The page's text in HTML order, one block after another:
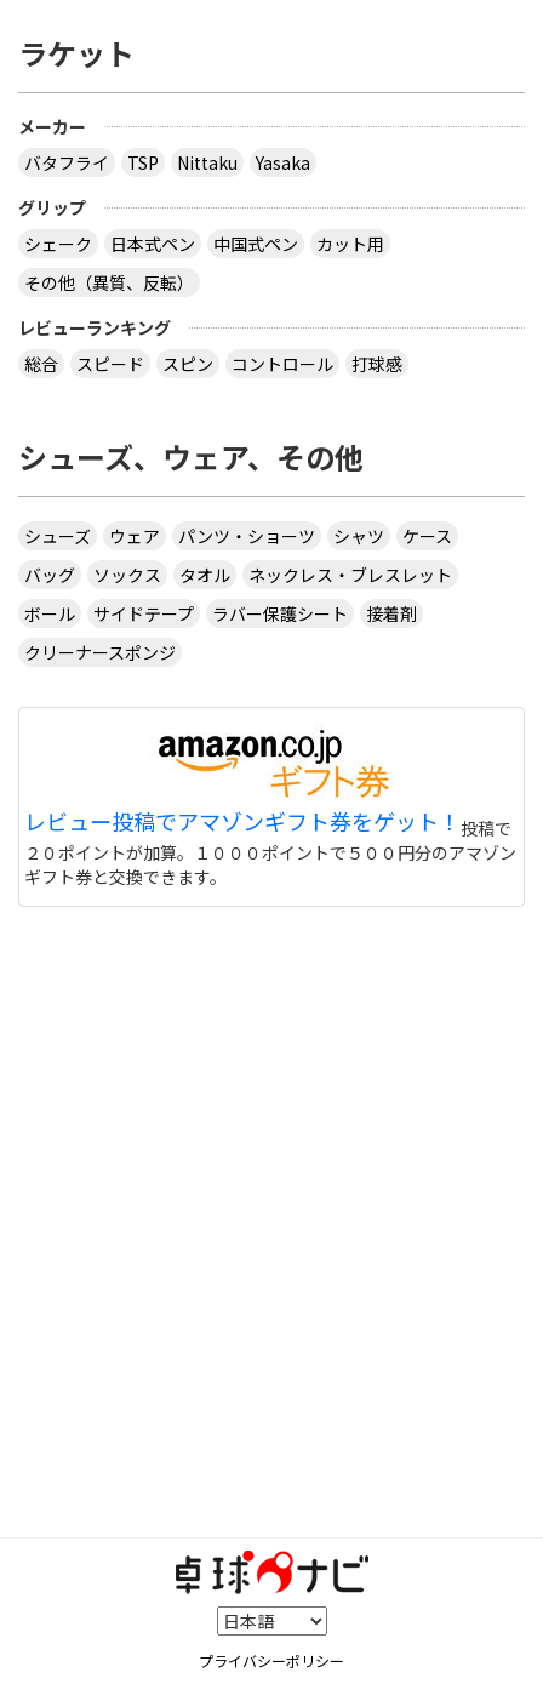
ラケット
メーカー
バタフライ
TSP Nittaku
Yasaka
グリップ
シェーク
日本式ペン 中国式ペン
カット用
その他（異質、反転）
レビューランキング
総合
スピード スピン コントロール 打球感
シューズ、ウェア、その他
シューズ ウェア パンツ・ショーツ シャツ
ケース
バッグ
ソックス タオル
ネックレス・ブレスレット
ボール
サイドテープ ラバー保護シート
接着剤
クリーナースポンジ
レビュー投稿でアマゾンギフト券をゲット！ 投稿で
２０ポイントが加算。１０００ポイントで５００円分のアマゾン
ギフト券と交換できます。
プライバシーポリシー